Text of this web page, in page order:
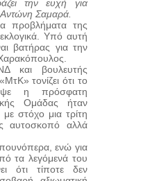
την ευχή για
Αντώνη Σαμαρά.
προβλήματα της
Υπό αυτή
βατήρας για την
και βουλευτής
τονίζει ότι το
η πρόσφατη
Ομάδας ήταν
με στόχο μια τρίτη
αυτοσκοπό αλλά
ενώ για
τα λεγόμενά του
ότι τίποτε δεν